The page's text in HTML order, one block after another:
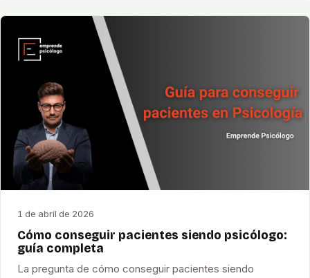
1 de abril de 2026
Cómo conseguir pacientes siendo psicólogo:
guía completa
La pregunta de cómo conseguir pacientes siendo